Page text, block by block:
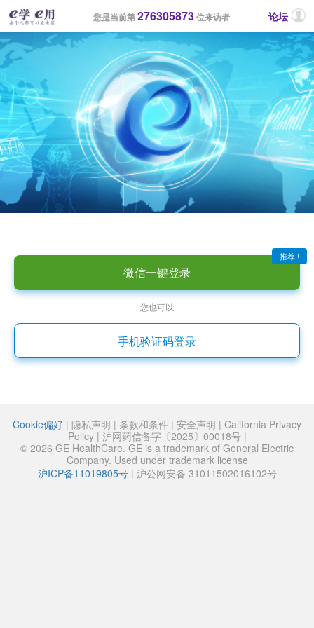
您是当前第276305873位来访者 论坛
推荐 !
微信一键登录
- 您也可以 -
手机验证码登录
Cookie偏好 | 隐私声明 | 条款和条件 | 安全声明 | California Privacy
Policy| 沪网药信备字〔2025〕00018号|
© 2026 GE HealthCare. GE is a trademark of General Electric
Company. Used under trademark license
沪ICP备11019805号| 沪公网安备 31011502016102号